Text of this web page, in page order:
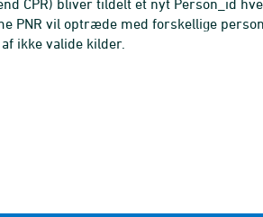
CPR) bliver tildelt et nyt Person_id
PNR vil optræde med forskellige
ikke valide kilder.